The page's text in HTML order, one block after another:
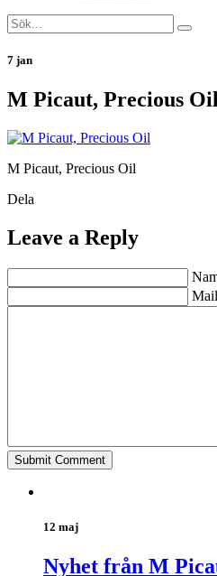
7 jan
M Picaut, Precious
M Picaut, Precious Oil
Dela
Leave a Reply
12 maj
Nyhet från M